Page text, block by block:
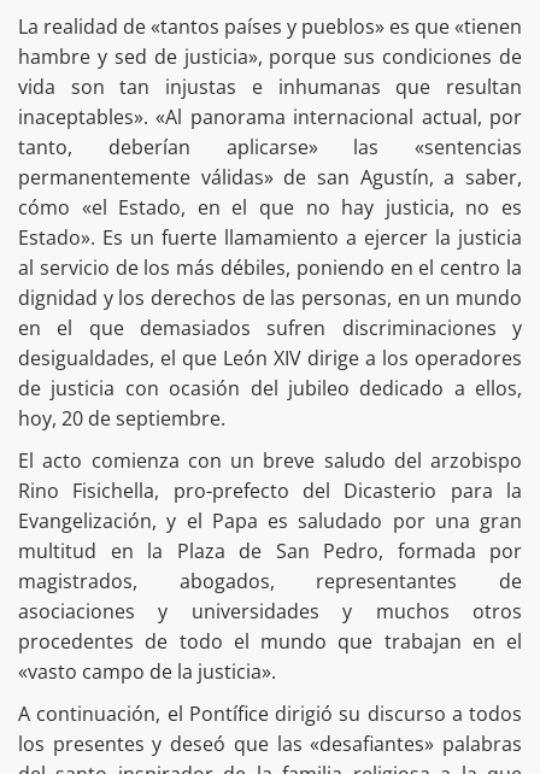
La realidad de «tantos países y pueblos» es que «tienen
hambre y sed de justicia», porque sus condiciones de
vida son tan injustas e inhumanas que resultan
inaceptables». «Al panorama internacional actual, por
tanto, deberían aplicarse» las «sentencias
permanentemente válidas» de san Agustín, a saber,
cómo «el Estado, en el que no hay justicia, no es
Estado». Es un fuerte llamamiento a ejercer la justicia
al servicio de los más débiles, poniendo en el centro la
dignidad y los derechos de las personas, en un mundo
en el que demasiados sufren discriminaciones y
desigualdades, el que León XIV dirige a los operadores
de justicia con ocasión del jubileo dedicado a ellos,
hoy, 20 de septiembre.
El acto comienza con un breve saludo del arzobispo
Rino Fisichella, pro-prefecto del Dicasterio para la
Evangelización, y el Papa es saludado por una gran
multitud en la Plaza de San Pedro, formada por
magistrados, abogados, representantes de
asociaciones y universidades y muchos otros
procedentes de todo el mundo que trabajan en el
«vasto campo de la justicia».
A continuación, el Pontífice dirigió su discurso a todos
los presentes y deseó que las «desafiantes» palabras